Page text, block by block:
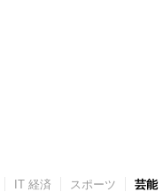
IT 経済 スポーツ 芸能